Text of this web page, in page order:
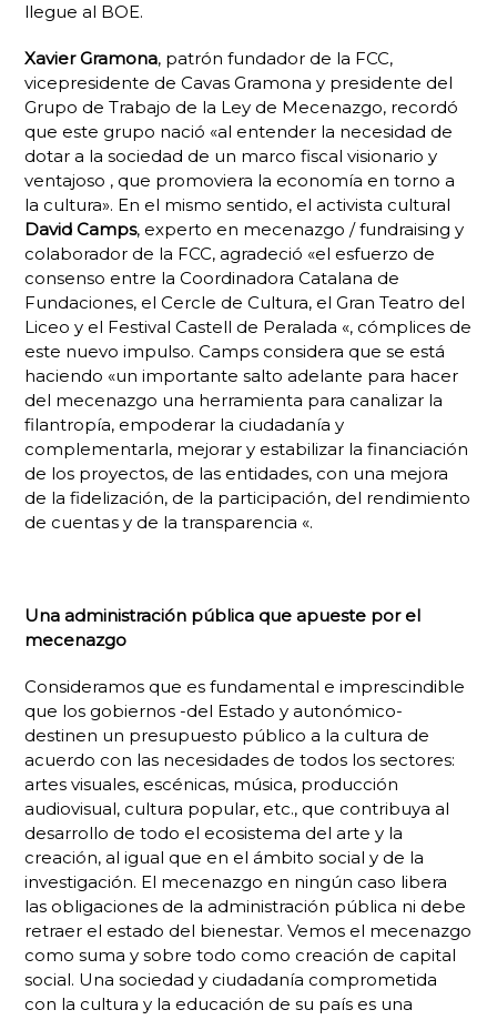
llegue al BOE.
Xavier Gramona, patrón fundador de la FCC,
vicepresidente de Cavas Gramona y presidente del
Grupo de Trabajo de la Ley de Mecenazgo, recordó
que este grupo nació «al entender la necesidad de
dotar a la sociedad de un marco fiscal visionario y
ventajoso , que promoviera la economía en torno a
la cultura». En el mismo sentido, el activista cultural
David Camps, experto en mecenazgo / fundraising y
colaborador de la FCC, agradeció «el esfuerzo de
consenso entre la Coordinadora Catalana de
Fundaciones, el Cercle de Cultura, el Gran Teatro del
Liceo y el Festival Castell de Peralada «, cómplices de
este nuevo impulso. Camps considera que se está
haciendo «un importante salto adelante para hacer
del mecenazgo una herramienta para canalizar la
filantropía, empoderar la ciudadanía y
complementarla, mejorar y estabilizar la financiación
de los proyectos, de las entidades, con una mejora
de la fidelización, de la participación, del rendimiento
de cuentas y de la transparencia «.
Una administración pública que apueste por el
mecenazgo
Consideramos que es fundamental e imprescindible
que los gobiernos -del Estado y autonómico-
destinen un presupuesto público a la cultura de
acuerdo con las necesidades de todos los sectores:
artes visuales, escénicas, música, producción
audiovisual, cultura popular, etc., que contribuya al
desarrollo de todo el ecosistema del arte y la
creación, al igual que en el ámbito social y de la
investigación. El mecenazgo en ningún caso libera
las obligaciones de la administración pública ni debe
retraer el estado del bienestar. Vemos el mecenazgo
como suma y sobre todo como creación de capital
social. Una sociedad y ciudadanía comprometida
con la cultura y la educación de su país es una